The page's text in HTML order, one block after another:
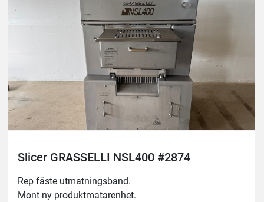
Slicer GRASSELLI NSL400 #2874
Rep fäste utmatningsband.
Mont ny produktmatarenhet.